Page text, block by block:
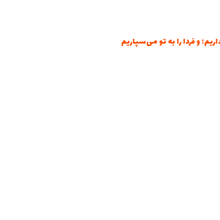
و فردا را به تو می‌سپاریم